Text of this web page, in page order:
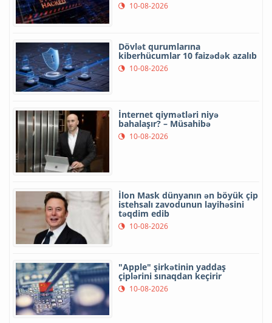
10-08-2026
Dövlət qurumlarına
kiberhücumlar 10 faizədək azalıb
10-08-2026
İnternet qiymətləri niyə
bahalaşır? – Müsahibə
10-08-2026
İlon Mask dünyanın ən böyük çip
istehsalı zavodunun layihəsini
təqdim edib
10-08-2026
"Apple" şirkətinin yaddaş
çiplərini sınaqdan keçirir
10-08-2026